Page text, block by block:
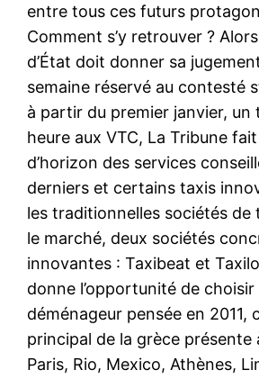
entre tous ces futurs
Comment s’y retrouver ?
d’État doit donner sa
semaine réservé au contesté
à partir du premier janvier, un
heure aux VTC, La Tribune
d’horizon des services
derniers et certains taxis
les traditionnelles sociétés de
le marché, deux sociétés
innovantes : Taxibeat et
donne l’opportunité de choisir
déménageur pensée en
principal de la grèce présente
Paris, Rio, Mexico, Athènes,